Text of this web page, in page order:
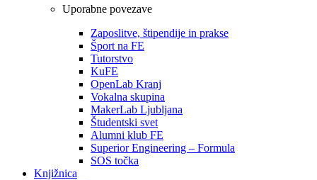
Uporabne povezave
Zaposlitve, štipendije in prakse
Šport na FE
Tutorstvo
KuFE
OpenLab Kranj
Vokalna skupina
MakerLab Ljubljana
Študentski svet
Alumni klub FE
Superior Engineering – Formula
SOS točka
Knjižnica